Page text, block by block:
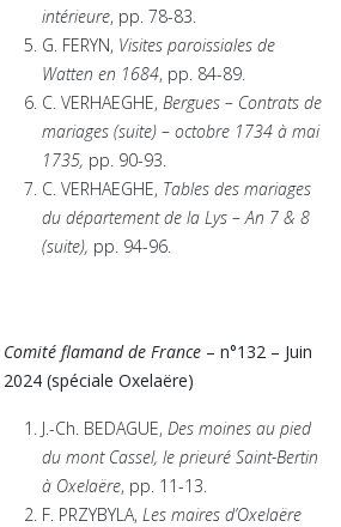
intérieure, pp. 78-83.
G. FERYN, Visites paroissiales de
Watten en 1684, pp. 84-89.
C. VERHAEGHE, Bergues – Contrats de
mariages (suite) – octobre 1734 à mai
1735, pp. 90-93.
C. VERHAEGHE, Tables des mariages
du département de la Lys – An 7 & 8
(suite), pp. 94-96.
Comité flamand de France – n°132 – Juin
2024 (spéciale Oxelaëre)
J.-Ch. BEDAGUE, Des moines au pied
du mont Cassel, le prieuré Saint-Bertin
à Oxelaëre, pp. 11-13.
F. PRZYBYLA, Les maires d’Oxelaëre